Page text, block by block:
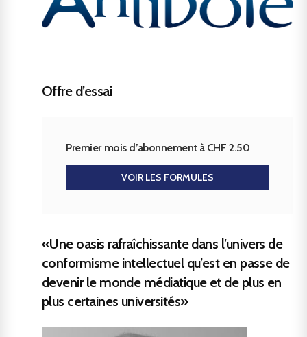
Offre d’essai
Premier mois d’abonnement à CHF 2.50
VOIR LES FORMULES
«Une oasis rafraîchissante dans l’univers de
conformisme intellectuel qu’est en passe de
devenir le monde médiatique et de plus en
plus certaines universités»